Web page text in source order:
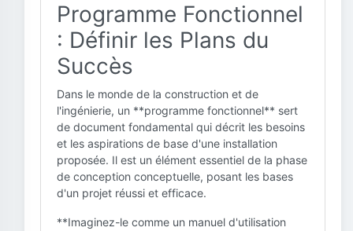
Programme Fonctionnel
: Définir les Plans du
Succès
Dans le monde de la construction et de
l'ingénierie, un **programme fonctionnel** sert
de document fondamental qui décrit les besoins
et les aspirations de base d'une installation
proposée. Il est un élément essentiel de la phase
de conception conceptuelle, posant les bases
d'un projet réussi et efficace.
**Imaginez-le comme un manuel d'utilisation